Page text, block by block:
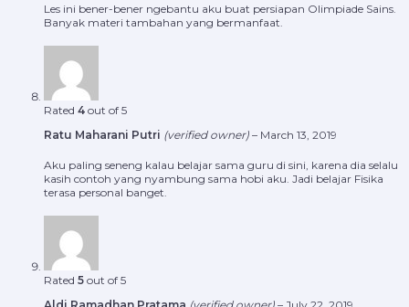
Les ini bener-bener ngebantu aku buat persiapan Olimpiade Sains.
Banyak materi tambahan yang bermanfaat.
Rated 4 out of 5
Ratu Maharani Putri (verified owner) – March 13, 2019
Aku paling seneng kalau belajar sama guru di sini, karena dia selalu
kasih contoh yang nyambung sama hobi aku. Jadi belajar Fisika
terasa personal banget.
Rated 5 out of 5